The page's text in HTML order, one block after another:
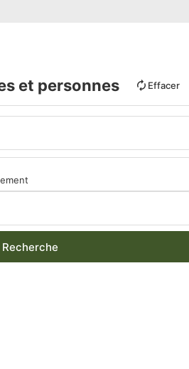
et personnes Effacer
Recherche